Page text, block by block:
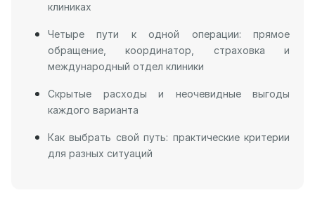
клиниках
Четыре пути к одной операции: прямое
обращение, координатор, страховка и
международный отдел клиники
Скрытые расходы и неочевидные выгоды
каждого варианта
Как выбрать свой путь: практические критерии
для разных ситуаций